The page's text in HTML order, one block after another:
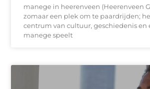
manege in heerenveen (Heerenveen
zomaar een plek om te paardrijden;
centrum van cultuur, geschiedenis en
manege speelt